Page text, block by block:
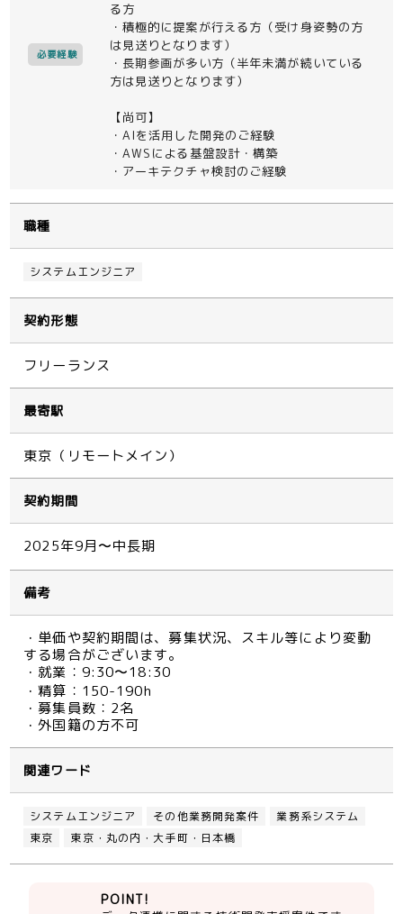
必要経験
る方
・積極的に提案が行える方（受け身姿勢の方
は見送りとなります）
・長期参画が多い方（半年未満が続いている
方は見送りとなります）
【尚可】
・AIを活用した開発のご経験
・AWSによる基盤設計・構築
・アーキテクチャ検討のご経験
職種
システムエンジニア
契約形態
フリーランス
最寄駅
東京（リモートメイン）
契約期間
2025年9月〜中長期
備考
・単価や契約期間は、募集状況、スキル等により変動
する場合がございます。
・就業：9:30〜18:30
・精算：150-190h
・募集員数：2名
・外国籍の方不可
関連ワード
システムエンジニア その他業務開発案件
業務系システム
東京
東京・丸の内・大手町・日本橋
POINT!